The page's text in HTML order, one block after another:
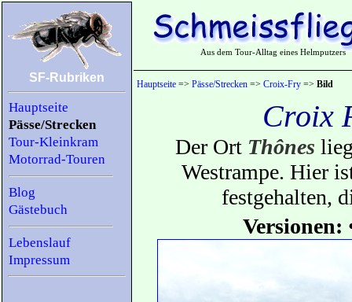
SF-Rubriken
Hauptseite
Pässe/Strecken
Tour-Kleinkram
Motorrad-Touren
Blog
Gästebuch
Lebenslauf
Impressum
Aus dem Tour-Alltag eines Helmputzers
Hauptseite => Pässe/Strecken => Croix-Fry => Bild
Croix
Der Ort Thônes
Westrampe. Hier
festgehalten,
Versionen: